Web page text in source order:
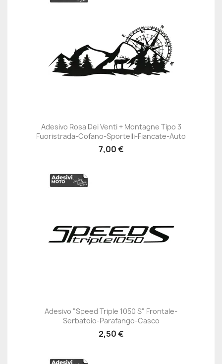
Adesivo Rosa Dei Venti + Montagne Tipo 3
Fuoristrada-Cofano-Sportelli-Fiancate-Auto
7,00 €
Adesivo "Speed Triple 1050 S" Frontale-
Serbatoio-Parafango-Casco
2,50 €